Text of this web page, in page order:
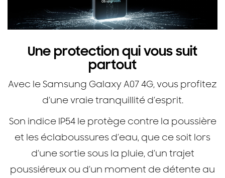
Une protection qui vous suit
partout
Avec le Samsung Galaxy A07 4G, vous profitez
d’une vraie tranquillité d’esprit.
Son indice IP54 le protège contre la poussière
et les éclaboussures d’eau, que ce soit lors
d’une sortie sous la pluie, d’un trajet
poussiéreux ou d’un moment de détente au